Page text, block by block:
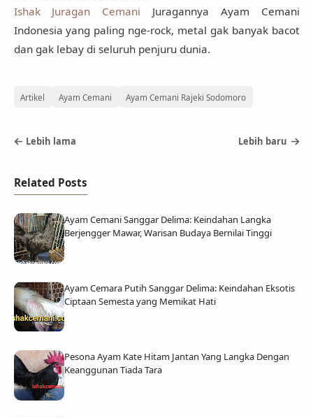
Ishak Juragan Cemani Juragannya Ayam Cemani
Indonesia yang paling nge-rock, metal gak banyak bacot
dan gak lebay di seluruh penjuru dunia.
Artikel Ayam Cemani Ayam Cemani Rajeki Sodomoro
Lebih lama Lebih baru
Related Posts
Ayam Cemani Sanggar Delima: Keindahan Langka
Berjengger Mawar, Warisan Budaya Bernilai Tinggi
Ayam Cemara Putih Sanggar Delima: Keindahan Eksotis
Ciptaan Semesta yang Memikat Hati
Pesona Ayam Kate Hitam Jantan Yang Langka Dengan
Keanggunan Tiada Tara